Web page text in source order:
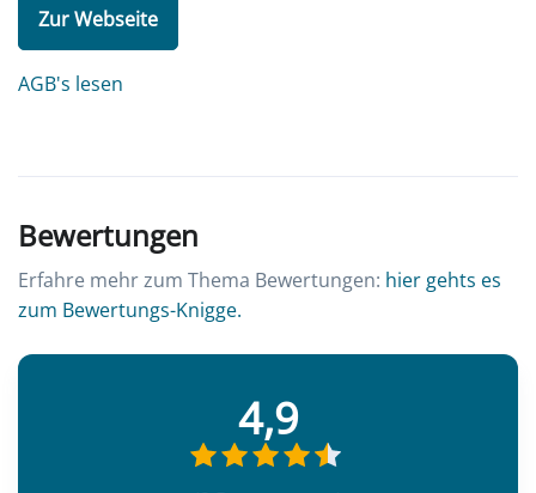
Zur Webseite
AGB's lesen
Bewertungen
Erfahre mehr zum Thema Bewertungen: hier gehts es
zum Bewertungs-Knigge.
4,9